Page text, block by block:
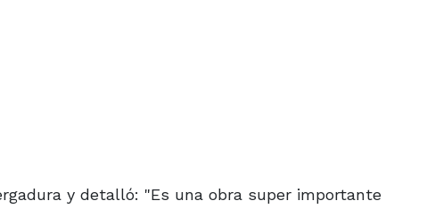
y detalló: "Es una obra super importante